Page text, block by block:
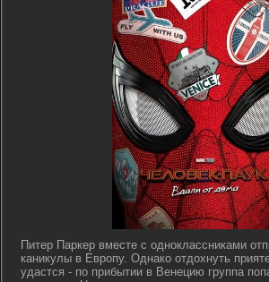
Питер Паркер вместе с одноклассниками
каникулы в Европу. Однако отдохнуть
удастся - по прибытии в Венецию группа